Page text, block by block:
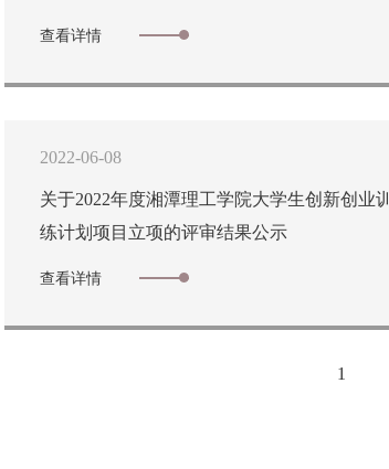
查看详情
2022-06-08
关于2022年度湘潭理工学院大学生创新创业训
练计划项目立项的评审结果公示
查看详情
1